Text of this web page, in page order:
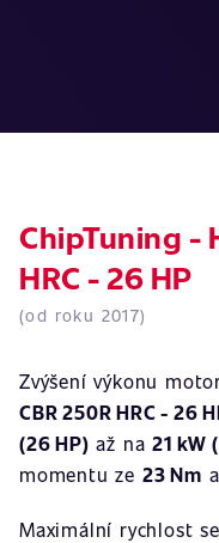
ChipTuning -
HRC - 26 HP
(od roku 2017)
Zvýšení výkonu
CBR 250R HRC - 26
(26 HP) až na21 kW
momentu ze 23 Nm
Maximální rychlost